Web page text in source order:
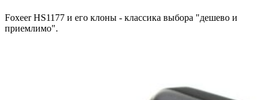
Foxeer HS1177 и его клоны - классика выбора "дешево и
приемлимо".